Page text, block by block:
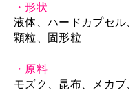
・形状
液体、ハードカプセル
顆粒、固形粒
・原料
モズク、昆布、メカブ